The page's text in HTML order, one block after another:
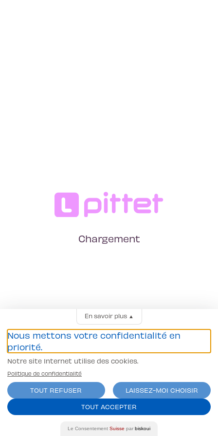
Chargement
En savoir plus▲
Nous mettons votre confidentialité en
priorité.
Notre site Internet utilise des cookies.
Politique de confidentialité
TOUT REFUSER
LAISSEZ-MOI CHOISIR
TOUT ACCEPTER
Le Consentement Suisse par biskoui